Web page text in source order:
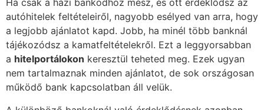
Ha csak a házi bankodhoz mész, és ott érdeklődsz az
autóhitelek feltételeiről, nagyobb esélyed van arra, hogy
a legjobb ajánlatot kapd. Jobb, ha minél több banknál
tájékozódsz a kamatfeltételekről. Ezt a leggyorsabban
a hitelportálokon keresztül teheted meg. Ezek ugyan
nem tartalmaznak minden ajánlatot, de sok országosan
működő bank kapcsolatban áll velük.